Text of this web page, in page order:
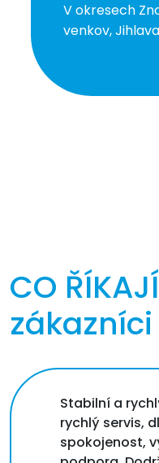
V okresech
venkov,
CO ŘÍKAJÍ
zákazníci
Stabilní a
rychlý servis,
spokojenost,